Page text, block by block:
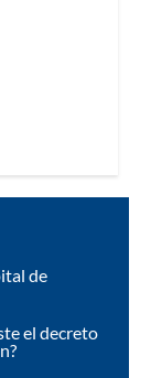
de
el decreto